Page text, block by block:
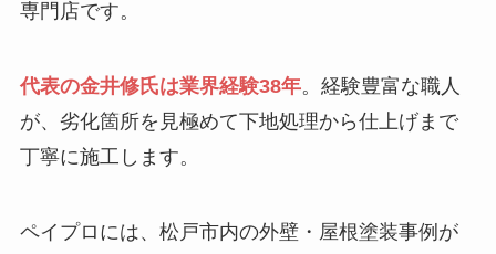
専門店です。
代表の金井修氏は業界経験38年。経験豊富な職人
が、劣化箇所を見極めて下地処理から仕上げまで
丁寧に施工します。
ペイプロには、松戸市内の外壁・屋根塗装事例が